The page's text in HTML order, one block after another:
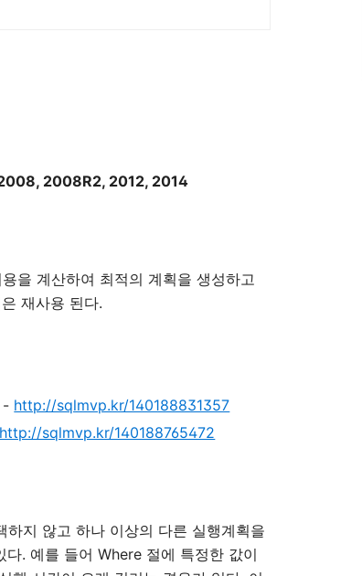
2008R2, 2012, 2014
을 계산하여 최적의 계획을 생성하고
재사용 된다.
- http://sqlmvp.kr/140188831357
http://sqlmvp.kr/140188765472
지 않고 하나 이상의 다른 실행계획을
. 예를 들어 Where 절에 특정한 값이